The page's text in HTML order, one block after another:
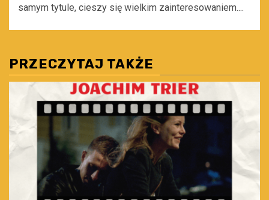
samym tytule, cieszy się wielkim zainteresowaniem....
PRZECZYTAJ TAKŻE